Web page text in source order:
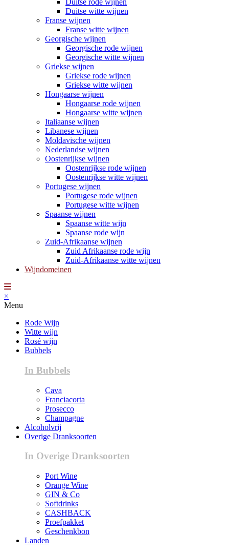
Duitse rode wijnen
Duitse witte wijnen
Franse wijnen
Franse witte wijnen
Georgische wijnen
Georgische rode wijnen
Georgische witte wijnen
Griekse wijnen
Griekse rode wijnen
Griekse witte wijnen
Hongaarse wijnen
Hongaarse rode wijnen
Hongaarse witte wijnen
Italiaanse wijnen
Libanese wijnen
Moldavische wijnen
Nederlandse wijnen
Oostenrijkse wijnen
Oostenrijkse rode wijnen
Oostenrijkse witte wijnen
Portugese wijnen
Portugese rode wijnen
Portugese witte wijnen
Spaanse wijnen
Spaanse witte wijn
Spaanse rode wijn
Zuid-Afrikaanse wijnen
Zuid Afrikaanse rode wijn
Zuid-Afrikaanse witte wijnen
Wijndomeinen
×
Menu
Rode Wijn
Witte wijn
Rosé wijn
Bubbels
In Bubbels
Cava
Franciacorta
Prosecco
Champagne
Alcoholvrij
Overige Dranksoorten
In Overige Dranksoorten
Port Wine
Orange Wine
GIN & Co
Softdrinks
CASHBACK
Proefpakket
Geschenkbon
Landen